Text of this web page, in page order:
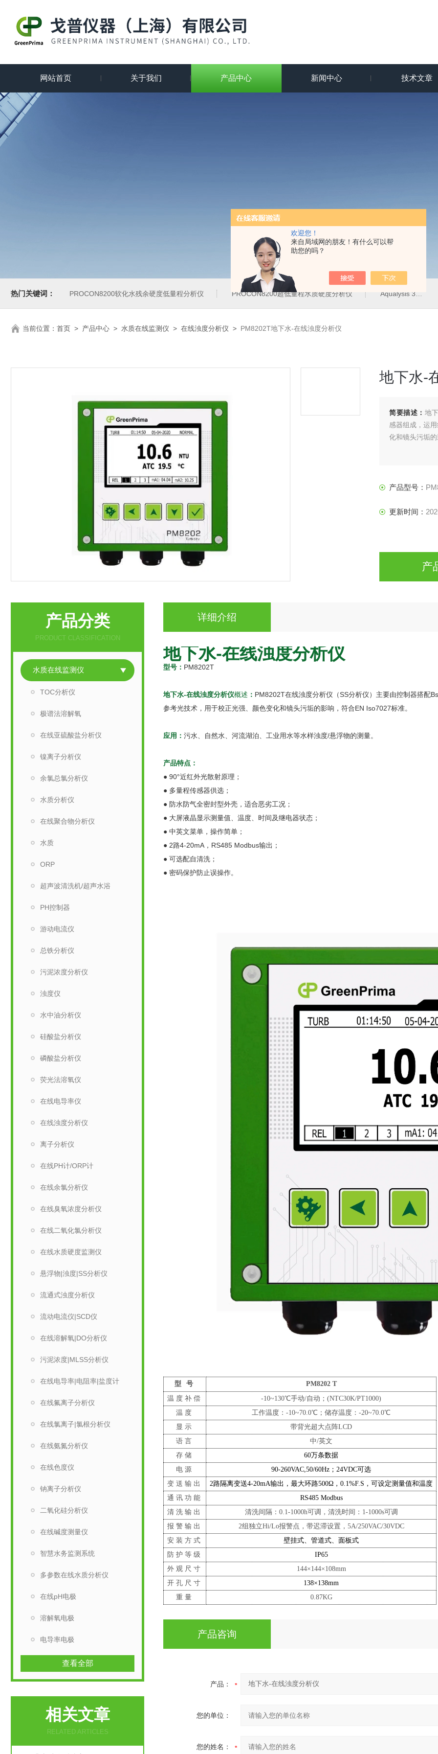
欢迎您！
来自局域网的朋友！有什么可以帮
助您的吗？
网站首页 关于我们 产品中心 新闻中心 技术文章
热门关键词： PROCON8200软化水残余硬度低量程分析仪 PROCON8200超低量程水质硬度分析仪 Aqualysis 300饮用水管网在线余氯总氯分析仪
当前位置： 首页 > 产品中心 > 水质在线监测仪 > 在线浊度分析仪 > PM8202T地下水-在线浊度分析仪
地下水-
简要描述： 地
感器组成，运
化和镜头污垢
产品型号：
更新时间：
产
产品分类
PRODUCT CLASSIFICATION
水质在线监测仪
TOC分析仪
极谱法溶解氧
在线亚硫酸盐分析仪
镍离子分析仪
余氯总氯分析仪
水质分析仪
在线聚合物分析仪
水质
ORP
超声波清洗机/超声水浴
PH控制器
游动电流仪
总铁分析仪
污泥浓度分析仪
浊度仪
水中油分析仪
硅酸盐分析仪
磷酸盐分析仪
荧光法溶氧仪
在线电导率仪
在线浊度分析仪
离子分析仪
在线PH计/ORP计
在线余氯分析仪
在线臭氧浓度分析仪
在线二氧化氯分析仪
在线水质硬度监测仪
悬浮物|浊度|SS分析仪
流通式浊度分析仪
流动电流仪|SCD仪
在线溶解氧|DO分析仪
污泥浓度|MLSS分析仪
在线电导率|电阻率|盐度计
在线氟离子分析仪
在线氯离子|氯根分析仪
在线氨氮分析仪
在线色度仪
钠离子分析仪
二氧化硅分析仪
在线碱度测量仪
智慧水务监测系统
多参数在线水质分析仪
在线pH电极
溶解氧电极
电导率电极
查看全部
相关文章
RELATED ARTICLES
详细介绍
地下水-在线浊度分析仪
型号： PM8202T
地下水-在线浊度分析仪概述 ： PM8202T在线浊度分析仪（SS分析仪）主要由控制器搭配
参考光技术，用于校正光强、颜色变化和镜头污垢的影响，符合EN Iso7027标准。
应用： 污水、自然水、河流湖泊、工业用水等水样浊度/悬浮物的测量。
产品特点：
● 90°近红外光散射原理；
● 多量程传感器供选；
● 防水防气全密封型外壳，适合恶劣工况；
● 大屏液晶显示测量值、温度、时间及继电器状态；
● 中英文菜单，操作简单；
● 2路4-20mA，RS485 Modbus输出；
● 可选配自清洗；
● 密码保护防止误操作。
型 号 PM8202 T
温度补偿
-10~130℃手动/自动；(NTC30K/PT1000)
温度
工作温度： -10~70.0℃；储存温度：-20~70.0℃
显示
带背光超大点阵LCD
语言
中/英文
存储
60万条数据
电源
90-260VAC,50/60Hz；24VDC可选
变送输出
2路隔离变送4-20mA输出，最大环路500Ω，0.1%F.S，可设定测量值和温度
通讯功能
RS485 Modbus
清洗输出
清洗间隔： 0.1-1000h可调，清洗时间：1-1000s可调
报警输出
2组独立Hi/Lo报警点，带迟滞设置 ， 5A/250VAC/30VDC
安装方式
壁挂式、管道式、面板式
防护等级
IP65
外观尺寸
144×144×108mm
开孔尺寸
138×138mm
重量
0.87KG
产品咨询
产品：
您的单位：
您的姓名：